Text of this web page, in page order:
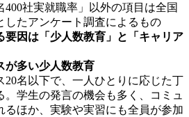
社実就職率」以外の項目は全国
したアンケート調査によるもの
要因は 「少人数教育」と「キャリア
が多い少人数教育
名以下で、一人ひとりに応じた丁
学生の発言の機会も多く、コミュ
るほか、実験や実習にも全員が参加